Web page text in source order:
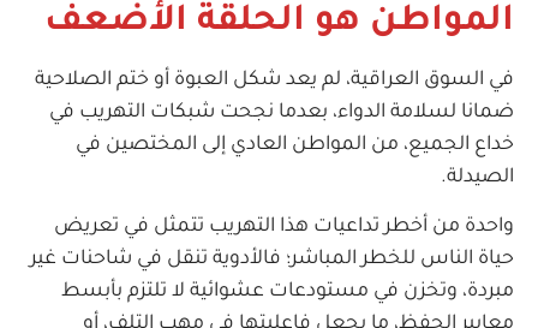
المواطن هو الحلقة الأضعف
في السوق العراقية، لم يعد شكل العبوة أو ختم الصلاحية
ضمانا لسلامة الدواء، بعدما نجحت شبكات التهريب في
خداع الجميع، من المواطن العادي إلى المختصين في
الصيدلة.
واحدة من أخطر تداعيات هذا التهريب تتمثل في تعريض
حياة الناس للخطر المباشر؛ فالأدوية تنقل في شاحنات غير
مبردة، وتخزن في مستودعات عشوائية لا تلتزم بأبسط